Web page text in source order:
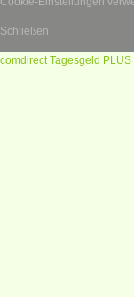
Schließen
comdirect Tagesgeld PLUS